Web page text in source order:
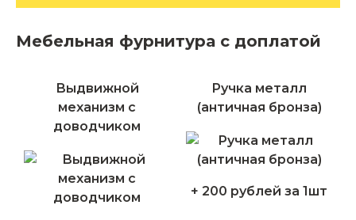
Мебельная фурнитура с доплатой
Выдвижной
механизм с
доводчиком
Ручка металл
(античная бронза)
+ 200 рублей за 1шт